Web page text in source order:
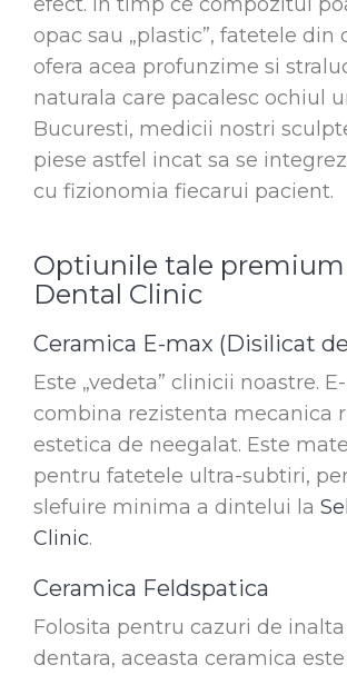
opac sau „plastic”, fatetele din
ofera acea profunzime si
naturala care pacalesc ochiul
Bucuresti, medicii nostri
piese astfel incat sa se
cu fizionomia fiecarui pacient.
Optiunile tale premium
Dental Clinic
Ceramica E-max (Disilicat
Este „vedeta” clinicii noastre.
combina rezistenta mecanica
estetica de neegalat. Este
pentru fatetele ultra-subtiri,
slefuire minima a dintelui la
Clinic.
Ceramica Feldspatica
Folosita pentru cazuri de
dentara, aceasta ceramica